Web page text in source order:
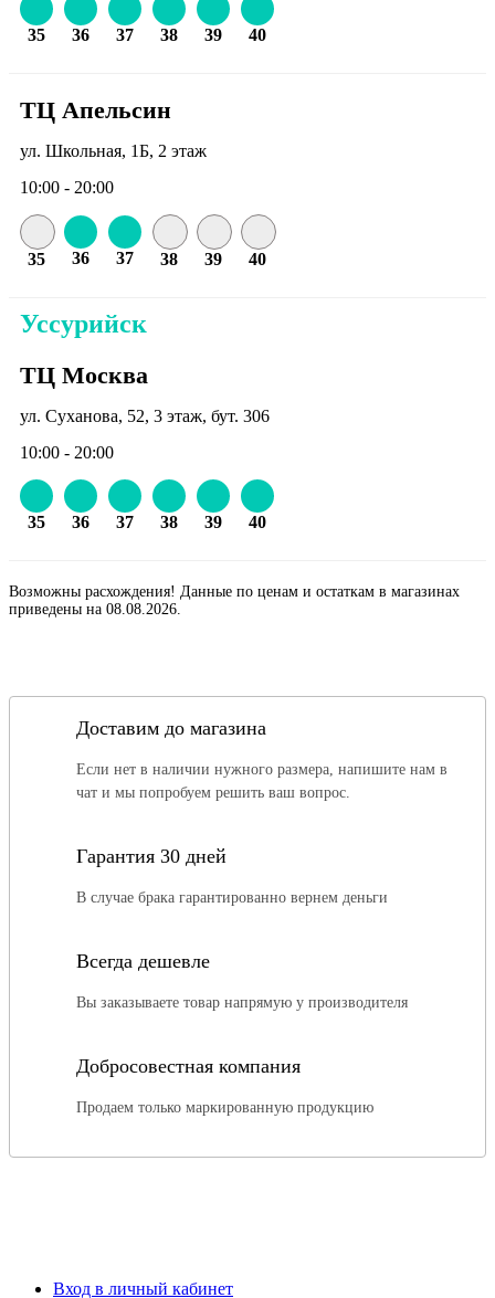
35 36 37 38 39 40
ТЦ Апельсин
ул. Школьная, 1Б, 2 этаж
10:00 - 20:00
35 36 37 38 39 40
Уссурийск
ТЦ Москва
ул. Суханова, 52, 3 этаж, бут. 306
10:00 - 20:00
35 36 37 38 39 40
Возможны расхождения! Данные по ценам и остаткам в магазинах
приведены на 08.08.2026.
Доставим до магазина
Если нет в наличии нужного размера, напишите нам в
чат и мы попробуем решить ваш вопрос.
Гарантия 30 дней
В случае брака гарантированно вернем деньги
Всегда дешевле
Вы заказываете товар напрямую у производителя
Добросовестная компания
Продаем только маркированную продукцию
Вход в личный кабинет